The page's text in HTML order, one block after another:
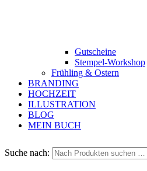
Gutscheine
Stempel-Workshop
Frühling & Ostern
BRANDING
HOCHZEIT
ILLUSTRATION
BLOG
MEIN BUCH
Suche nach: